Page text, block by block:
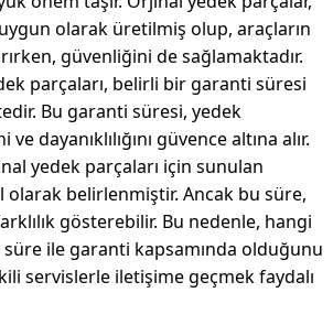
uygun olarak üretilmiş olup, araçların
güvenliğini de sağlamaktadır.
parçaları, belirli bir garanti süresi
Bu garanti süresi, yedek
dayanıklılığını güvence altına alır.
yedek parçaları için sunulan
olarak belirlenmiştir. Ancak bu süre,
gösterebilir. Bu nedenle, hangi
süre ile garanti kapsamında olduğunu
servislerle iletişime geçmek faydalı